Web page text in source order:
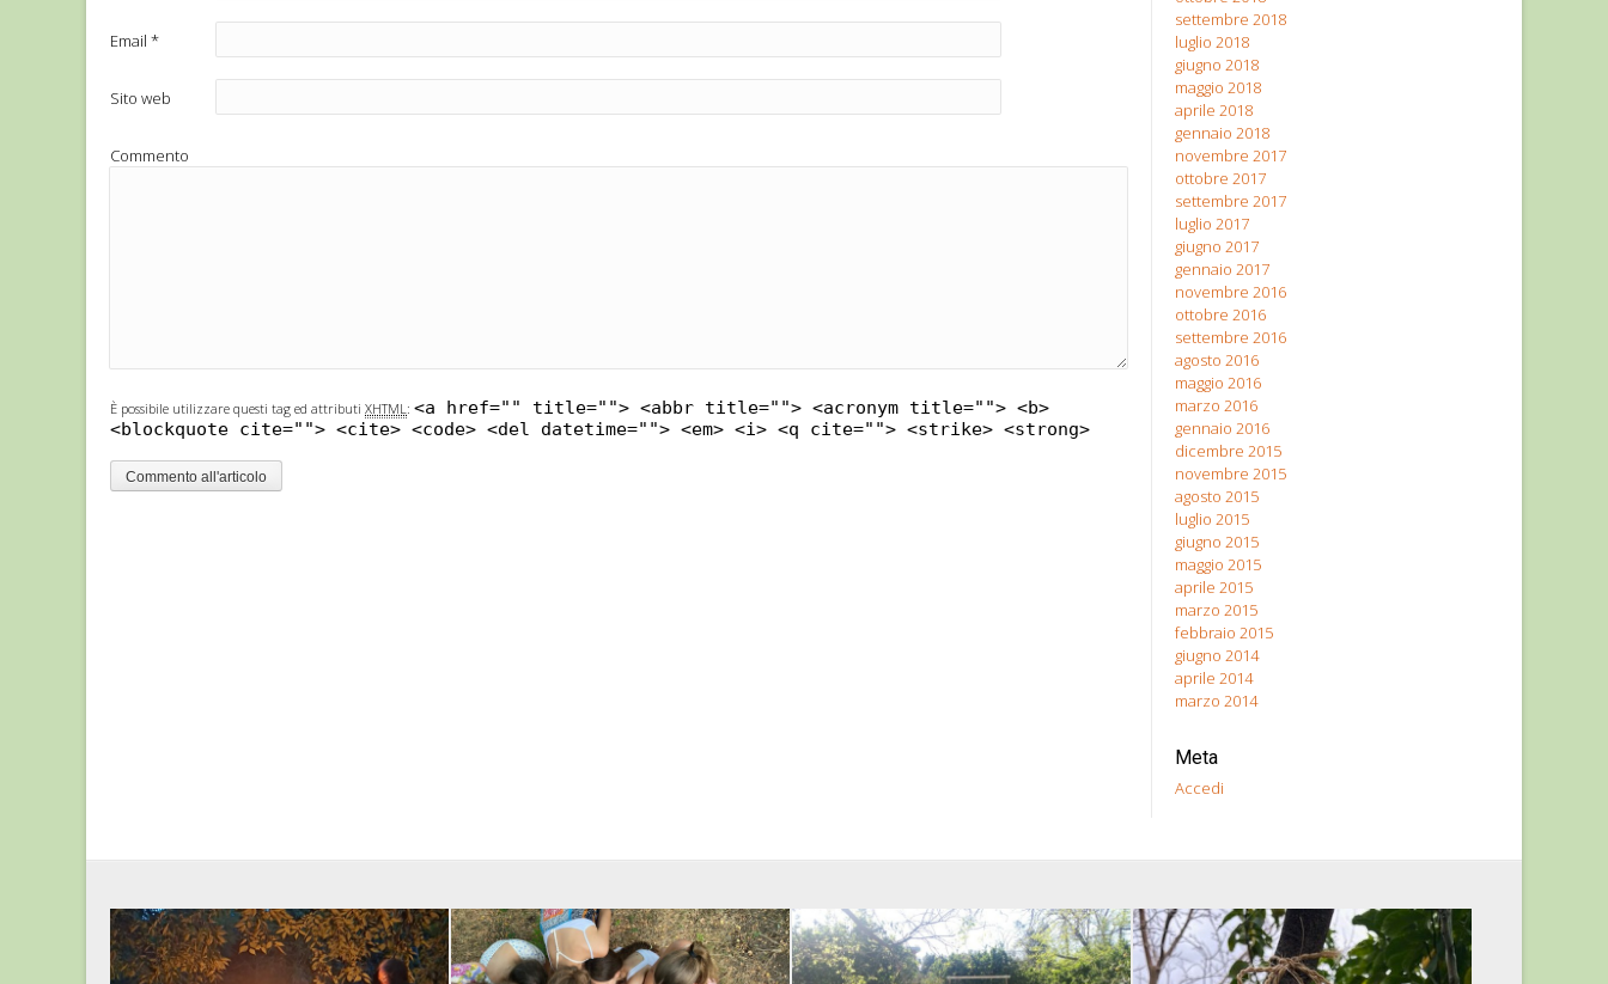
Email *
Sito web
Commento
È possibile utilizzare questi tag ed attributi XHTML: <a href="" title=""> <abbr title=""> <acronym title=""> <b>
<blockquote cite=""> <cite> <code> <del datetime=""> <em> <i> <q cite=""> <strike> <strong>
settembre 2018
luglio 2018
giugno 2018
maggio 2018
aprile 2018
gennaio 2018
novembre 2017
ottobre 2017
settembre 2017
luglio 2017
giugno 2017
gennaio 2017
novembre 2016
ottobre 2016
settembre 2016
agosto 2016
maggio 2016
marzo 2016
gennaio 2016
dicembre 2015
novembre 2015
agosto 2015
luglio 2015
giugno 2015
maggio 2015
aprile 2015
marzo 2015
febbraio 2015
giugno 2014
aprile 2014
marzo 2014
Meta
Accedi